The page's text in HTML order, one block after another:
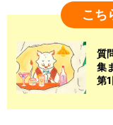
こち
質
集
第1